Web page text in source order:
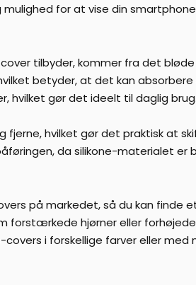
for at vise din
tilbyder, kommer fra det
betyder, at det kan
hvilket gør det ideelt til daglig brug.
hvilket gør det praktisk at
da silikone-materialet
på markedet, så du kan finde
forstærkede hjørner eller
i forskellige farver eller med